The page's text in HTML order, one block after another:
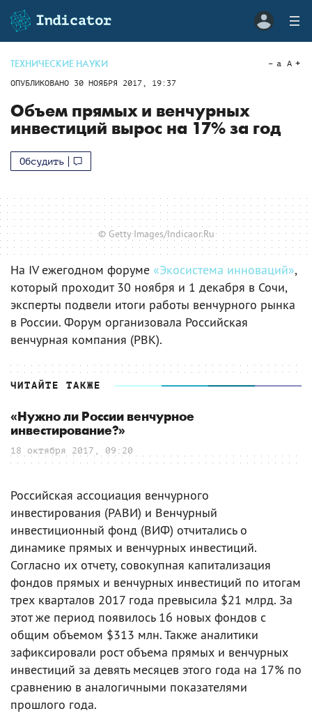
ТЕХНИЧЕСКИЕ НАУКИ
ОПУБЛИКОВАНО 30 НОЯБРЯ 2017, 19:37
a A
Объем прямых и венчурных
инвестиций вырос на 17% за год
Обсудить
© Getty Images/Indicaor.Ru
На IV ежегодном форуме «Экосистема инноваций»,
который проходит 30 ноября и 1 декабря в Сочи,
эксперты подвели итоги работы венчурного рынка
в России. Форум организовала Российская
венчурная компания (РВК).
ЧИТАЙТЕ ТАКЖЕ
«Нужно ли России венчурное
инвестирование?»
18 октября 2017, 09:20
Российская ассоциация венчурного
инвестирования (РАВИ) и Венчурный
инвестиционный фонд (ВИФ) отчитались о
динамике прямых и венчурных инвестиций.
Согласно их отчету, совокупная капитализация
фондов прямых и венчурных инвестиций по итогам
трех кварталов 2017 года превысила $21 млрд. За
этот же период появилось 16 новых фондов с
общим объемом $313 млн. Также аналитики
зафиксировали рост объема прямых и венчурных
инвестиций за девять месяцев этого года на 17% по
сравнению в аналогичными показателями
прошлого года.